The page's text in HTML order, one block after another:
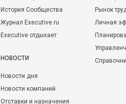
История Сообщества
Журнал Executive.ru
Executive отдыхает
НОВОСТИ
Новости дня
Новости компаний
Отставки и назначения
Рынок
Личная